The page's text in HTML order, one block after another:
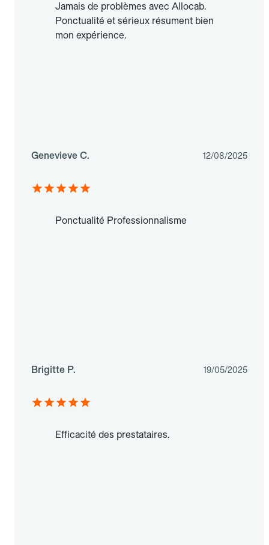
Jamais de problèmes avec Allocab.
Ponctualité et sérieux résument bien
mon expérience.
Genevieve C. 12/08/2025
Ponctualité Professionnalisme
Brigitte P. 19/05/2025
Efficacité des prestataires.